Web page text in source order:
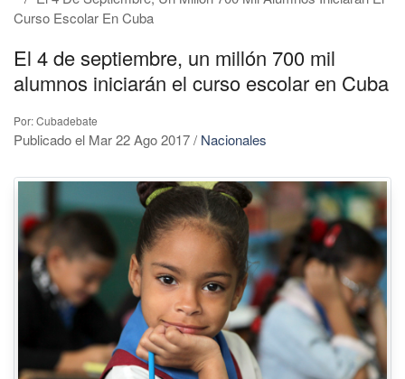
Curso Escolar En Cuba
El 4 de septiembre, un millón 700 mil
alumnos iniciarán el curso escolar en Cuba
Por: Cubadebate
Publicado el Mar 22 Ago 2017/ Nacionales